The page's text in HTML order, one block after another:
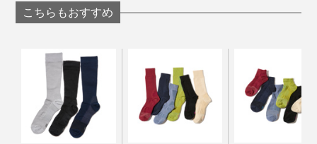
｜SHOES VITAMIN
こちらもおすすめ